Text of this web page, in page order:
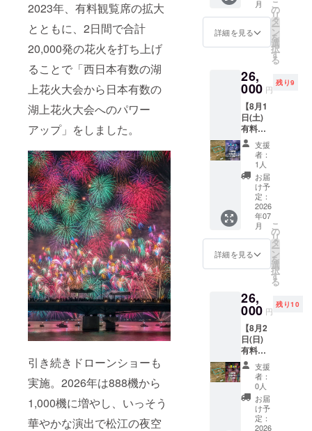
2023年、有料観覧席の拡大
とともに、2日間で合計
20,000発の花火を打ち上げ
ることで「西日本有数の湖
上花火大会から日本有数の
湖上花火大会へのパワー
アップ」をしました。
引き続きドローンショーも
実施。2026年は888機から
1,000機に増やし、いっそう
華やかな演出で松江の夜空
法
90cm ×
90cm
項は公
式HPを
ださ
い。
スサノ
オマ
ジッ
ク】コ
カー＆
手ぬぐ
いをお
送りい
たしま
す。 ★
島根ス
サノオ
マジッ
ク新ロ
ゴ、す
さたま
くんデ
ザイ
ン！ ★
初コラ
ボ！
非売
品・数
です。
★種類
はラン
ダムと
なりま
す。 ★
このリ
ターン
は1,000
月
詳細を見る
こ
の
リ
タ
ー
ン
を
選
択
す
る
26,
000 円
残り9
【8月1
日(土)
有料観
覧席】
白潟芝
席（定
員4名・
マス
席）※ク
ラファ
ン限定
ご支援
ありが
とうご
ざいま
て、【8
月1日
(土) 有
料観覧
席】白
潟芝席
（定員4
名・マ
ス席）
のチ
ケット
をお送
支援
者：
1人
お届
け予
定：
2026
年07
月
詳細を見る
こ
の
リ
タ
ー
ン
を
選
択
す
る
26,
000 円
残り10
【8月2
日(日)
有料観
覧席】
白潟芝
席（定
員4名・
マス
席）※ク
支援
者：
0人
お届
け予
定：
2026